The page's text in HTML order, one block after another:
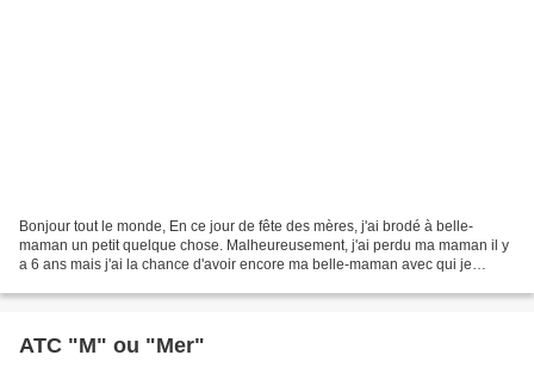
Bonjour tout le monde, En ce jour de fête des mères, j'ai brodé à belle-
maman un petit quelque chose. Malheureusement, j'ai perdu ma maman il y
a 6 ans mais j'ai la chance d'avoir encore ma belle-maman avec qui je
ATC "M" ou "Mer"